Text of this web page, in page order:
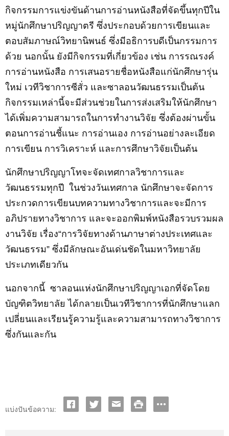
กิจกรรมการแข่งขันด้านการอ่านหนังสือที่จัดขึ้นทุกปีใน
หมู่นักศึกษาปริญญาตรี ซึ่งประกอบด้วยการเขียนและ
ตอบสัมภาษณ์วิทยานิพนธ์ ซึ่งมีอธิการบดีเป็นกรรมการ
ด้วย นอกนั้น ยังมีกิจกรรมที่เกี่ยวข้อง เช่น การรณรงค์
การอ่านหนังสือ การเสนอรายชื่อหนังสือแก่นักศึกษารุ่น
ใหม่ เวทีวิชาการซีสั่ว และซาลอนวัฒนธรรมเป็นต้น
กิจกรรมเหล่านี้จะมีส่วนช่วยในการส่งเสริมให้นักศึกษา
ได้เพิ่มความสามารถในการทำงานวิจัย ซึ่งต้องผ่านขั้น
ตอนการอ่านชี้แนะ การอ่านเอง การอ่านอย่างละเอียด
การเขียน การวิเคราะห์ และการศึกษาวิจัยเป็นต้น
นักศึกษาปริญญาโทจะจัดเทศกาลวิชาการและ
วัฒนธรรมทุกปี ในช่วงวันเทศกาล นักศึกษาจะจัดการ
ประกวดการเขียนบทความทางวิชาการและจะมีการ
อภิปรายทางวิชาการ และจะออกพิมพ์หนังสือรวบรวมผล
งานวิจัย เรื่อง“การวิจัยทางด้านภาษาต่างประเทศและ
วัฒนธรรม” ซึ่งมีลักษณะอันเด่นชัดในมหาวิทยาลัย
ประเภทเดียวกัน
นอกจากนี้ ซาลอนแห่งนักศึกษาปริญญาเอกที่จัดโดย
บัญฑิตวิทยาลัย ได้กลายเป็นเวทีวิชาการที่นักศึกษาแลก
เปลี่ยนและเรียนรู้ความรู้และความสามารถทางวิชาการ
ซึ่งกันและกัน
แบ่งปันข้อความ: